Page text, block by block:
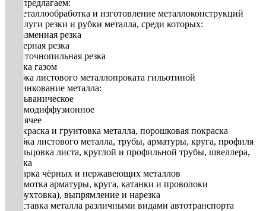
Мы предлагаем:
1. Металлообработка и изготовление металлоконструкций
2. Услуги резки и рубки металла, среди которых:
• плазменная резка
• лазерная резка
• ленточнопильная резка
• резка газом
• рубка листового металлопроката гильотиной
3. Цинкование металла:
• гальваническое
• термодиффузионное
• горячее
• Покраска и грунтовка металла, порошковая покраска
• Гибка листового металла, трубы, арматуры, круга, профиля
• Вальцовка листа, круглой и профильной трубы, швеллера,
уголка
• Сварка чёрных и нержавеющих металлов
• Размотка арматуры, круга, катанки и проволоки
(разбухтовка), выпрямление и нарезка
• Доставка металла различными видами автотранспорта